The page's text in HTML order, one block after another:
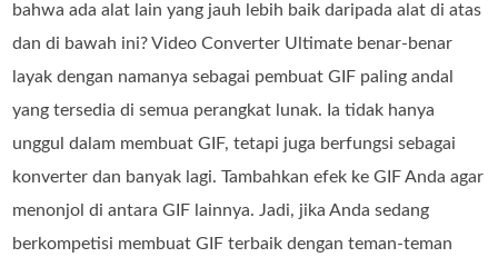
bahwa ada alat lain yang jauh lebih baik daripada alat di atas
dan di bawah ini? Video Converter Ultimate benar‑benar
layak dengan namanya sebagai pembuat GIF paling andal
yang tersedia di semua perangkat lunak. Ia tidak hanya
unggul dalam membuat GIF, tetapi juga berfungsi sebagai
konverter dan banyak lagi. Tambahkan efek ke GIF Anda agar
menonjol di antara GIF lainnya. Jadi, jika Anda sedang
berkompetisi membuat GIF terbaik dengan teman‑teman